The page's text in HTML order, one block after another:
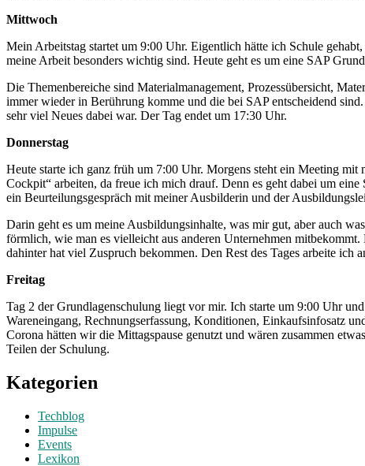
Mittwoch
Mein Arbeitstag startet um 9:00 Uhr. Eigentlich hätte ich Schule
meine Arbeit besonders wichtig sind. Heute geht es um eine SAP
Die Themenbereiche sind Materialmanagement, Prozessübersicht,
immer wieder in Berührung komme und die bei SAP entscheidend
sehr viel Neues dabei war. Der Tag endet um 17:30 Uhr.
Donnerstag
Heute starte ich ganz früh um 7:00 Uhr. Morgens steht ein Meeting
Cockpit“ arbeiten, da freue ich mich drauf. Denn es geht dabei um
ein Beurteilungsgespräch mit meiner Ausbilderin und der
Darin geht es um meine Ausbildungsinhalte, was mir gut, aber auch
förmlich, wie man es vielleicht aus anderen Unternehmen
dahinter hat viel Zuspruch bekommen. Den Rest des Tages arbeite ich
Freitag
Tag 2 der Grundlagenschulung liegt vor mir. Ich starte um 9:00 Uhr
Wareneingang, Rechnungserfassung, Konditionen, Einkaufsinfosatz
Corona hätten wir die Mittagspause genutzt und wären zusammen
Teilen der Schulung.
Kategorien
Techblog
Impulse
Events
Lexikon